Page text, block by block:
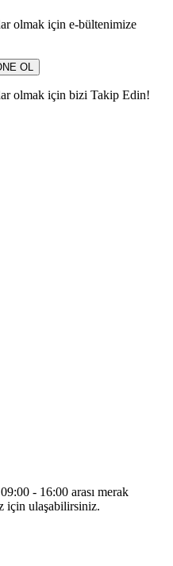
olmak için e-bültenimize
OL
olmak için bizi Takip Edin!
- 16:00 arası merak
için ulaşabilirsiniz.